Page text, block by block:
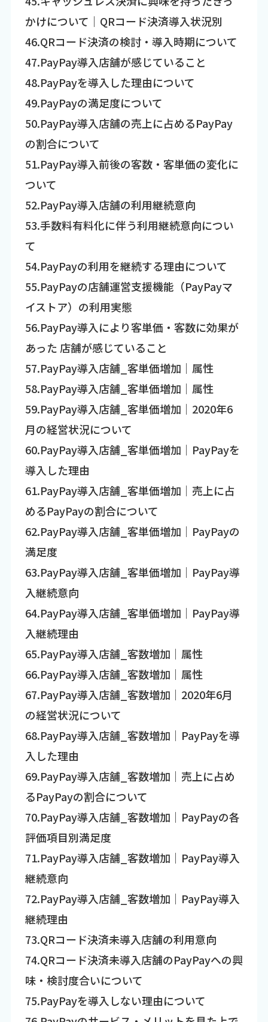
かけについて｜QRコード決済導入状況別
46.QRコード決済の検討・導入時期について
47.PayPay導入店舗が感じていること
48.PayPayを導入した理由について
49.PayPayの満足度について
50.PayPay導入店舗の売上に占めるPayPay
の割合について
51.PayPay導入前後の客数・客単価の変化に
ついて
52.PayPay導入店舗の利用継続意向
53.手数料有料化に伴う利用継続意向につい
て
54.PayPayの利用を継続する理由について
55.PayPayの店舗運営支援機能（PayPayマ
イストア）の利用実態
56.PayPay導入により客単価・客数に効果が
あった 店舗が感じていること
57.PayPay導入店舗_客単価増加｜属性
58.PayPay導入店舗_客単価増加｜属性
59.PayPay導入店舗_客単価増加｜2020年6
月の経営状況について
60.PayPay導入店舗_客単価増加｜PayPayを
導入した理由
61.PayPay導入店舗_客単価増加｜売上に占
めるPayPayの割合について
62.PayPay導入店舗_客単価増加｜PayPayの
満足度
63.PayPay導入店舗_客単価増加｜PayPay導
入継続意向
64.PayPay導入店舗_客単価増加｜PayPay導
入継続理由
65.PayPay導入店舗_客数増加｜属性
66.PayPay導入店舗_客数増加｜属性
67.PayPay導入店舗_客数増加｜2020年6月
の経営状況について
68.PayPay導入店舗_客数増加｜PayPayを導
入した理由
69.PayPay導入店舗_客数増加｜売上に占め
るPayPayの割合について
70.PayPay導入店舗_客数増加｜PayPayの各
評価項目別満足度
71.PayPay導入店舗_客数増加｜PayPay導入
継続意向
72.PayPay導入店舗_客数増加｜PayPay導入
継続理由
73.QRコード決済未導入店舗の利用意向
74.QRコード決済未導入店舗のPayPayへの興
味・検討度合いについて
75.PayPayを導入しない理由について